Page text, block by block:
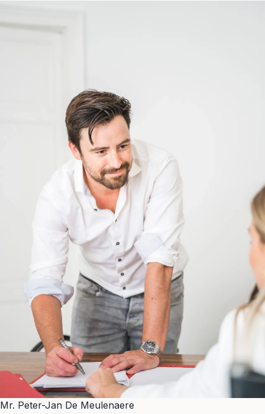
Mr. Peter-Jan De Meulenaere